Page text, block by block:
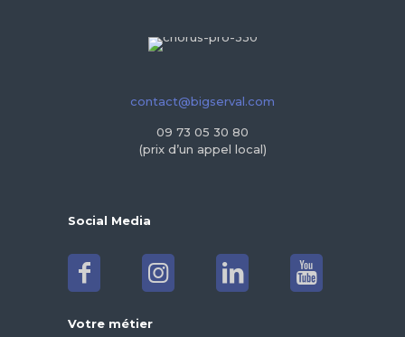
contact@bigserval.com
09 73 05 30 80
(prix d’un appel local)
Social Media
Votre métier